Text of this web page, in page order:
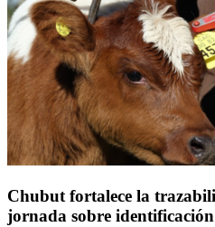
Chubut fortalece la
jornada sobre